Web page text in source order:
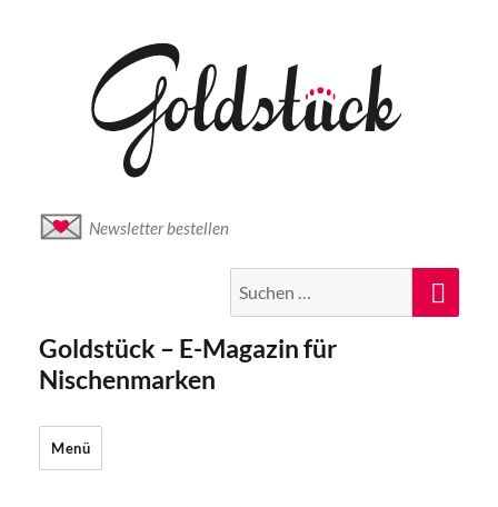
Newsletter bestellen
nach:
Goldstück – E-Magazin für
Nischenmarken
Menü